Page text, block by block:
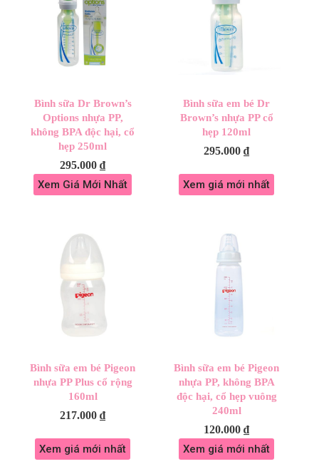
Bình sữa Dr Brown’s
Options nhựa PP,
không BPA độc hại, cổ
hẹp 250ml
295.000₫
Xem Giá Mới Nhất
Bình sữa em bé Dr
Brown’s nhựa PP cổ
hẹp 120ml
295.000₫
Xem giá mới nhất
Bình sữa em bé Pigeon
nhựa PP Plus cổ rộng
160ml
217.000₫
Xem giá mới nhất
Bình sữa em bé Pigeon
nhựa PP, không BPA
độc hại, cổ hẹp vuông
240ml
120.000₫
Xem giá mới nhất